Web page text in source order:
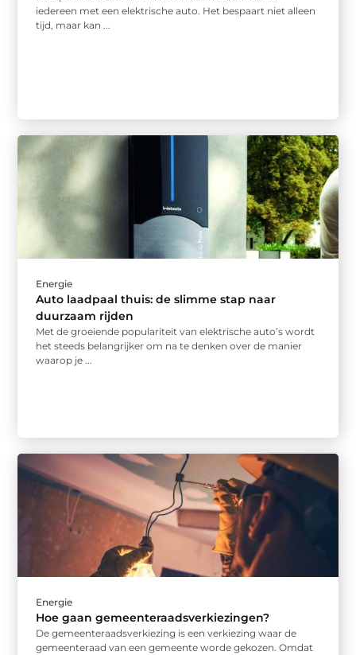
iedereen met een elektrische auto. Het bespaart niet alleen
tijd, maar kan ...
Energie
Auto laadpaal thuis: de slimme stap naar
duurzaam rijden
Met de groeiende populariteit van elektrische auto’s wordt
het steeds belangrijker om na te denken over de manier
waarop je ...
Energie
Hoe gaan gemeenteraadsverkiezingen?
De gemeenteraadsverkiezing is een verkiezing waar de
gemeenteraad van een gemeente worde gekozen. Omdat